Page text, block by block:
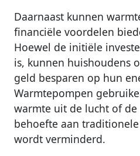
Daarnaast kunnen
financiële voordelen
Hoewel de initiële
is, kunnen huishoudens
geld besparen op hun
Warmtepompen
warmte uit de lucht of
behoefte aan
wordt verminderd.